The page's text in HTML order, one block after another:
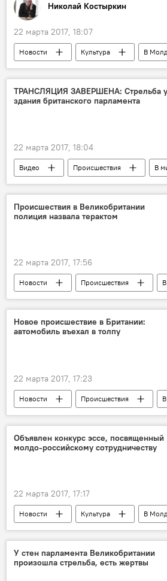
Николай Костыркин
22 марта 2017, 18:07
Новости Культура
В
Кишинев
Республика Молдова
Виктория Рокачук
выставка
художник
ТРАНСЛЯЦИЯ ЗАВЕРШЕНА: Стрельба у
здания британского парламента
22 марта 2017, 18:04
Видео Происшествия
В
Мультимедиа
теракт в Лондоне
Происшествия в Великобритании
полиция назвала терактом
22 марта 2017, 17:56
Новости Происшествия
Лондон
теракт в Лондоне
Новое происшествие в Британии:
автомобиль въехал в толпу
22 марта 2017, 17:23
Новости Происшествия
теракт в Лондоне
Объявлен конкурс эссе, посвященный
молдо-российскому сотрудничеству
22 марта 2017, 17:17
Новости Культура
В
Общество
Россия
Республика Молдова
РЦНК
конкурс
отношения
У стен парламента Великобритании
произошла стрельба, есть жертвы